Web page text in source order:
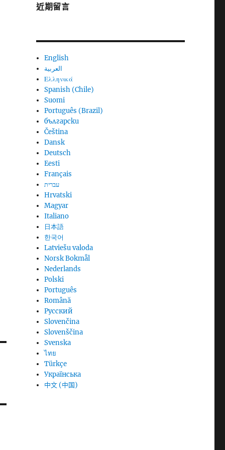
近期留言
English
العربية
Ελληνικά
Spanish (Chile)
Suomi
Português (Brazil)
български
Čeština
Dansk
Deutsch
Eesti
Français
עברית
Hrvatski
Magyar
Italiano
日本語
한국어
Latviešu valoda
Norsk Bokmål
Nederlands
Polski
Português
Română
Русский
Slovenčina
Slovenščina
Svenska
ไทย
Türkçe
Українська
中文 (中国)